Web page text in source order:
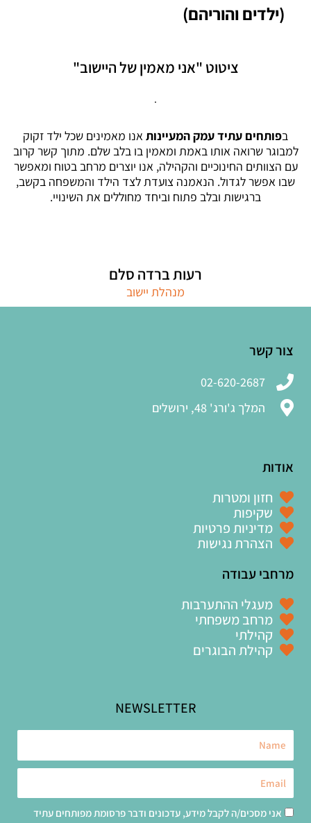
(ילדים והוריהם)
ציטוט "אני מאמין של היישוב"
.
בפותחים עתיד עמק המעיינות אנו מאמינים שכל ילד זקוק
למבוגר שרואה אותו באמת ומאמין בו בלב שלם. מתוך קשר קרוב
עם הצוותים החינוכיים והקהילה, אנו יוצרים מרחב בטוח ומאפשר
שבו אפשר לגדול. הנאמנה צועדת לצד הילד והמשפחה בקשב,
ברגישות ובלב פתוח וביחד מחוללים את השינויי.
רעות ברדה סלם
מנהלת יישוב
צור קשר
02-620-2687
המלך ג'ורג' 48, ירושלים
אודות
חזון ומטרות
שקיפות
מדיניות פרטיות
הצהרת נגישות
מרחבי עבודה
מעגלי ההתערבות
מרחב משפחתי
קהילתי
קהילת הבוגרים
NEWSLETTER
אישוראני מסכים/ה לקבל מידע, עדכונים ודבר פרסומת מפותחים עתיד